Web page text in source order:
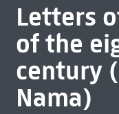
Letters
of the
century
Nama)